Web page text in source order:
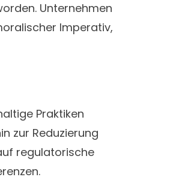
Unternehmen
Imperativ,
Praktiken
zur Reduzierung
regulatorische